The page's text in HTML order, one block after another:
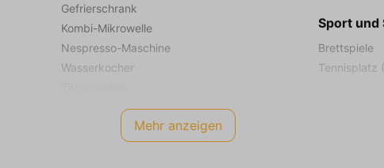
Gefrierschrank
Kombi-Mikrowelle
Nespresso-Maschine
Wasserkocher
Induktionskochfeld
Zentralheizung
Sport und
Brettspiele
Tennisplatz
Mehr anzeigen